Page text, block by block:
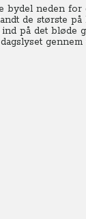
neden for
de største
på det bløde